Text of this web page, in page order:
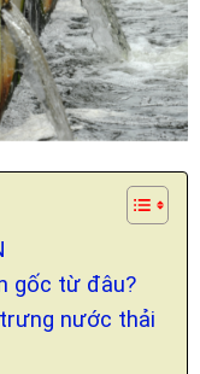
gốc từ đâu?
nước thải